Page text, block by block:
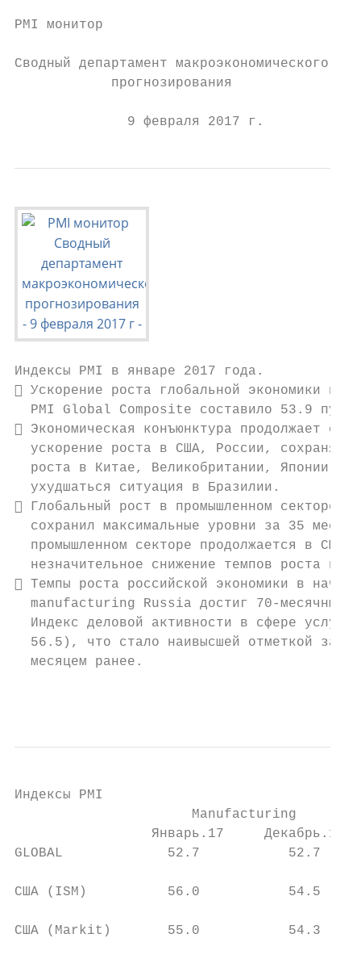
PMI монитор
Сводный департамент макроэкономического
            прогнозирования
              9 февраля 2017 г.
Индексы PMI в январе 2017 года.
 Ускорение роста глобальной экономики
PMI Global Composite составило 53.9
 Экономическая конъюнктура продолжает
ускорение роста в США, России,
роста в Китае, Великобритании, Японии.
  ухудшаться ситуация в Бразилии.
 Глобальный рост в промышленном секторе
сохранил максимальные уровни за 35
промышленном секторе продолжается в
незначительное снижение темпов роста в
 Темпы роста российской экономики в
manufacturing Russia достиг 70-месячных
Индекс деловой активности в сфере услуг
56.5), что стало наивысшей отметкой за
  месяцем ранее.
Индексы PMI
Manufacturing
Январь.17     Декабрь.16
GLOBAL             52.7
США (ISM)          56.0
США (Markit)       55.0           54.3